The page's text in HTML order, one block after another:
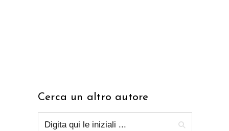
Cerca un altro autore